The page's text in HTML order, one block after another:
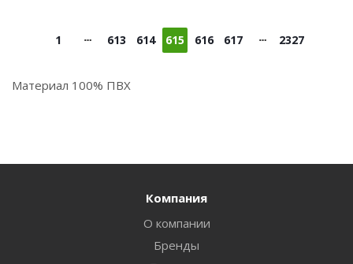
1 613 614 615 616 617 2327
Материал 100% ПВХ
Компания
О компании
Бренды